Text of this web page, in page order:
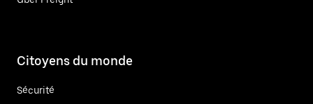
Citoyens du monde
Sécurité